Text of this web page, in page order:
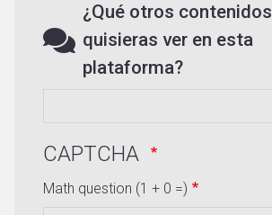
¿Qué otros contenidos
quisieras ver en esta
plataforma?
CAPTCHA
Math question (1 + 0 =)